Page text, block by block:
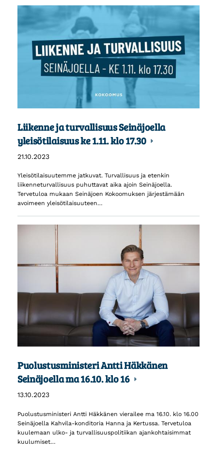
Liikenne ja turvallisuus Seinäjoella
yleisötilaisuus ke 1.11. klo 17.30
21.10.2023
Yleisötilaisuutemme jatkuvat. Turvallisuus ja etenkin
liikenneturvallisuus puhuttavat aika ajoin Seinäjoella.
Tervetuloa mukaan Seinäjoen Kokoomuksen järjestämään
avoimeen yleisötilaisuuteen…
Puolustusministeri Antti Häkkänen
Seinäjoella ma 16.10. klo 16
13.10.2023
Puolustusministeri Antti Häkkänen vierailee ma 16.10. klo 16.00
Seinäjoella Kahvila-konditoria Hanna ja Kertussa. Tervetuloa
kuulemaan ulko- ja turvallisuuspolitiikan ajankohtaisimmat
kuulumiset…